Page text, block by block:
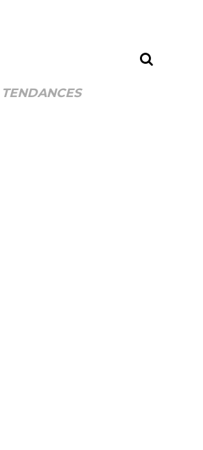
TENDANCES